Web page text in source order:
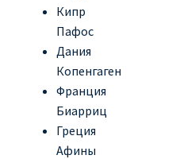
Кипр
Пафос
Дания
Копенгаген
Франция
Биарриц
Греция
Афины